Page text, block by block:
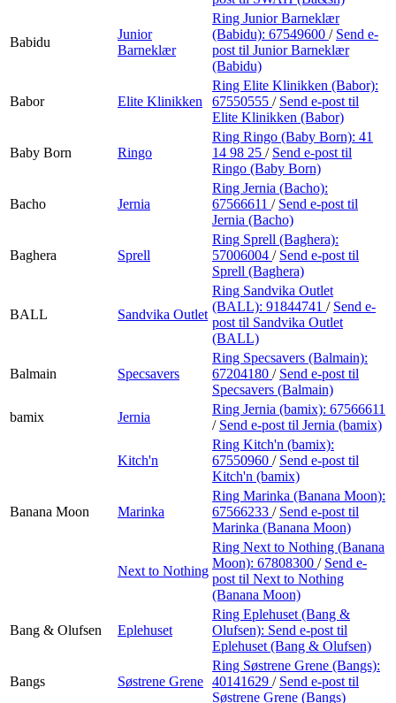
Babidu
Junior
Barneklær
Ring Junior Barneklær
(Babidu): 67549600 / Send e-
post til Junior Barneklær
(Babidu)
Babor Elite Klinikken
Ring Elite Klinikken (Babor):
67550555 / Send e-post til
Elite Klinikken (Babor)
Baby Born Ringo
Ring Ringo (Baby Born): 41
14 98 25 / Send e-post til
Ringo (Baby Born)
Bacho Jernia
Ring Jernia (Bacho):
67566611 / Send e-post til
Jernia (Bacho)
Baghera Sprell
Ring Sprell (Baghera):
57006004 / Send e-post til
Sprell (Baghera)
BALL Sandvika Outlet
Ring Sandvika Outlet
(BALL): 91844741 / Send e-
post til Sandvika Outlet
(BALL)
Balmain Specsavers
Ring Specsavers (Balmain):
67204180 / Send e-post til
Specsavers (Balmain)
bamix
Jernia
Ring Jernia (bamix): 67566611
/ Send e-post til Jernia (bamix)
Kitch'n
Ring Kitch'n (bamix):
67550960 / Send e-post til
Kitch'n (bamix)
Banana Moon Marinka
Ring Marinka (Banana Moon):
67566233 / Send e-post til
Marinka (Banana Moon)
Next to Nothing
Ring Next to Nothing (Banana
Moon): 67808300 / Send e-
post til Next to Nothing
(Banana Moon)
Bang & Olufsen Eplehuset
Ring Eplehuset (Bang &
Olufsen): Send e-post til
Eplehuset (Bang & Olufsen)
Bangs Søstrene Grene
Ring Søstrene Grene (Bangs):
40141629 / Send e-post til
Søstrene Grene (Bangs)